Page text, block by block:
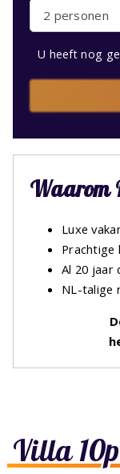
Villa
2 personen
U heeft nog
Waarom
Luxe
Prachtige
Al 20 jaar
NL-talige